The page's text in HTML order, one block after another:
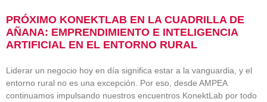
PRÓXIMO KONEKTLAB EN LA CUADRILLA DE
AÑANA: EMPRENDIMIENTO E INTELIGENCIA
ARTIFICIAL EN EL ENTORNO RURAL
Liderar un negocio hoy en día significa estar a la vanguardia, y el
entorno rural no es una excepción. Por eso, desde AMPEA
continuamos impulsando nuestros encuentros KonektLab por todo